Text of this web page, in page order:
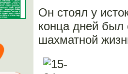
Он стоял у
конца дней был
шахматной